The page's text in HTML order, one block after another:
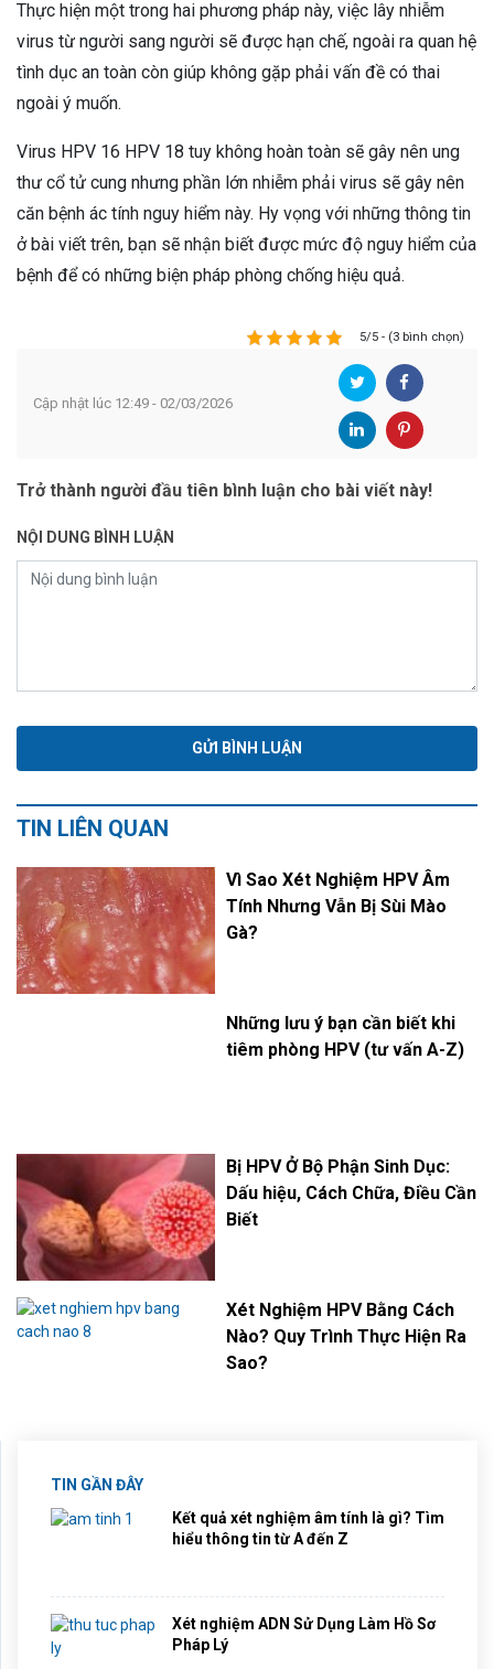
Thực hiện một trong hai phương pháp này, việc lây nhiễm
virus từ người sang người sẽ được hạn chế, ngoài ra quan hệ
tình dục an toàn còn giúp không gặp phải vấn đề có thai
ngoài ý muốn.
Virus HPV 16 HPV 18 tuy không hoàn toàn sẽ gây nên ung
thư cổ tử cung nhưng phần lớn nhiễm phải virus sẽ gây nên
căn bệnh ác tính nguy hiểm này. Hy vọng với những thông tin
ở bài viết trên, bạn sẽ nhận biết được mức độ nguy hiểm của
bệnh để có những biện pháp phòng chống hiệu quả.
5/5 - (3 bình chọn)
Cập nhật lúc 12:49 - 02/03/2026
Trở thành người đầu tiên bình luận cho bài viết này!
NỘI DUNG BÌNH LUẬN
TIN LIÊN QUAN
Vì Sao Xét Nghiệm HPV Âm
Tính Nhưng Vẫn Bị Sùi Mào
Gà?
Những lưu ý bạn cần biết khi
tiêm phòng HPV (tư vấn A-Z)
Bị HPV Ở Bộ Phận Sinh Dục:
Dấu hiệu, Cách Chữa, Điều Cần
Biết
Xét Nghiệm HPV Bằng Cách
Nào? Quy Trình Thực Hiện Ra
Sao?
TIN GẦN ĐÂY
Kết quả xét nghiệm âm tính là gì? Tìm
hiểu thông tin từ A đến Z
Xét nghiệm ADN Sử Dụng Làm Hồ Sơ
Pháp Lý